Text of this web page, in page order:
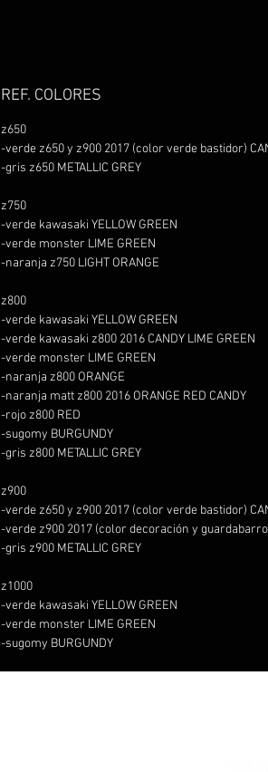
REF. COLORES
z650
-verde z650 y z900 2017 (color verde bastidor)
-gris z650 METALLIC GREY
z750
-verde kawasaki YELLOW GREEN
-verde monster LIME GREEN
-naranja z750 LIGHT ORANGE
z800
-verde kawasaki YELLOW GREEN
-verde kawasaki z800 2016 CANDY LIME GREEN
-verde monster LIME GREEN
-naranja z800 ORANGE
-naranja matt z800 2016 ORANGE RED CANDY
-rojo z800 RED
-sugomy BURGUNDY
-gris z800 METALLIC GREY
z900
-verde z650 y z900 2017 (color verde bastidor)
-verde z900 2017 (color decoración y
-gris z900 METALLIC GREY
z1000
-verde kawasaki YELLOW GREEN
-verde monster LIME GREEN
-sugomy BURGUNDY